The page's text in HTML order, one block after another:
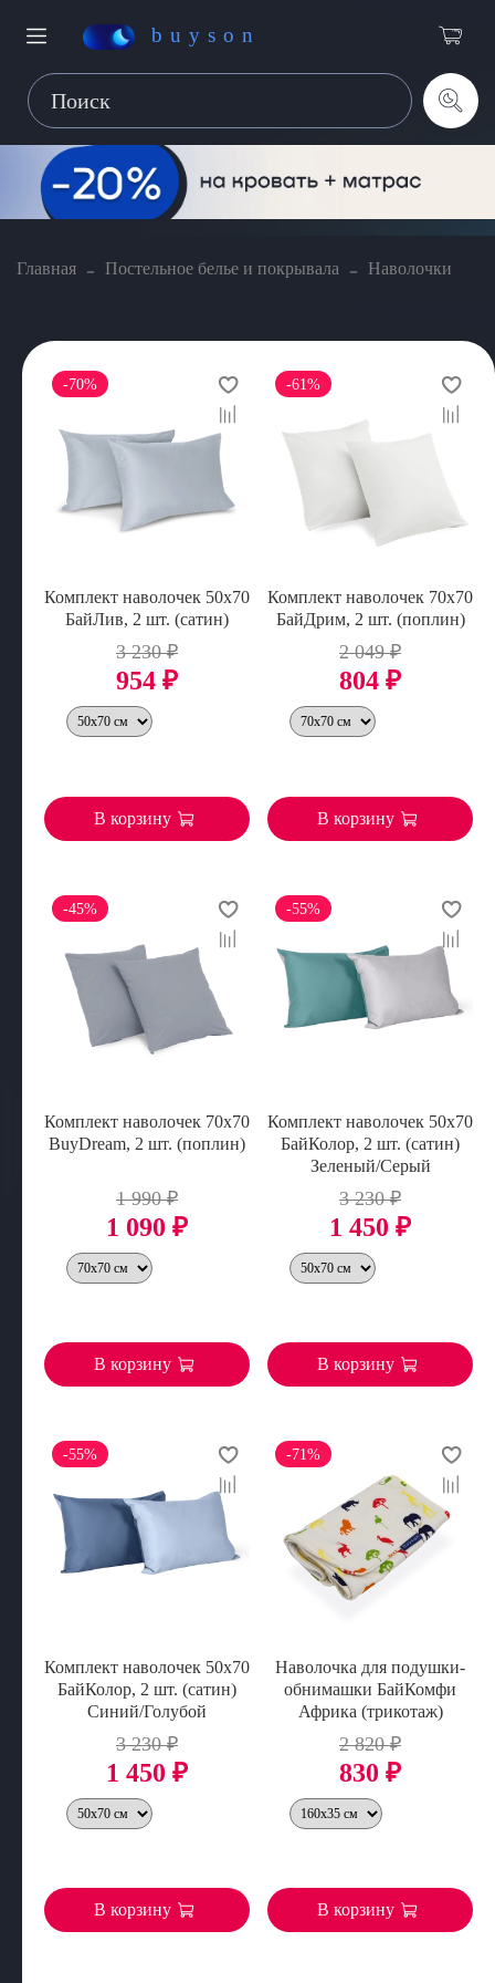
buyson
Главная Постельное белье и покрывала Наволочки
-70%
Комплект наволочек 50х70
БайЛив, 2 шт. (сатин)
3 230 ₽
954 ₽
В корзину
-61%
Комплект наволочек 70х70
БайДрим, 2 шт. (поплин)
2 049 ₽
804 ₽
В корзину
-45%
Комплект наволочек 70х70
BuyDream, 2 шт. (поплин)
1 990 ₽
1 090 ₽
В корзину
-55%
Комплект наволочек 50х70
БайКолор, 2 шт. (сатин)
Зеленый/Серый
3 230 ₽
1 450 ₽
В корзину
-55%
Комплект наволочек 50х70
БайКолор, 2 шт. (сатин)
Синий/Голубой
3 230 ₽
1 450 ₽
В корзину
-71%
Наволочка для подушки-
обнимашки БайКомфи
Африка (трикотаж)
2 820 ₽
830 ₽
В корзину